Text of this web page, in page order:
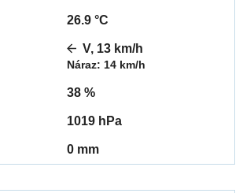
26.9 °C
V, 13 km/h
Náraz: 14 km/h
38 %
1019 hPa
0 mm